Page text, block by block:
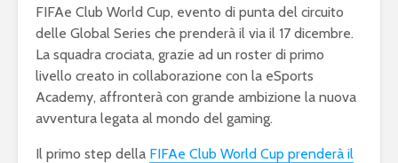
FIFAe Club World Cup, evento di punta del circuito
delle Global Series che prenderà il via il 17 dicembre.
La squadra crociata, grazie ad un roster di primo
livello creato in collaborazione con la eSports
Academy, affronterà con grande ambizione la nuova
avventura legata al mondo del gaming.
Il primo step della FIFAe Club World Cup prenderà il